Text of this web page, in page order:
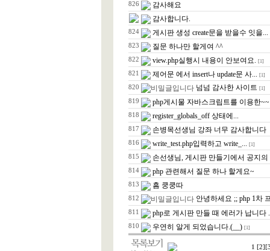
826
감사해요
감사합니다.
824 게시판 생성 create문을 받을수 잇을...
823 질문 하나만 할게여 ^^
822 view.php실행시 내용이 안보여요. [1]
821 제어문 에서 insert나 update문 사... [1]
820 넘넘 감사한 사이트 [1]
819 php게시물 자바스크립트를 이용한
818 register_globals_off 상태에...
817 손병목선생님 강좌 너무 감사합니다
816 write_test.php입력하고 write_... [1]
815 손선생님, 게시판 만들기에서 공지의
814 php 관련해서 질문 하나 할게요~
813 흠 쿵쿵따
812 안녕하세요 ;; php 1차
811 php로 게시판 만들 때 에러가 납니다
810 우연히 알게 되었습니다.(__) [1]
1 [2]